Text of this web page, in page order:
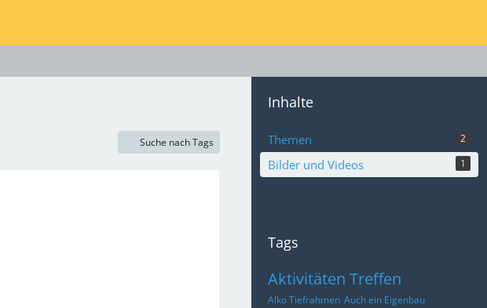
Suche nach Tags
Inhalte
Themen 2
Bilder und Videos 1
Tags
Aktivitäten Treffen
Alko Tiefrahmen Auch ein Eigenbau